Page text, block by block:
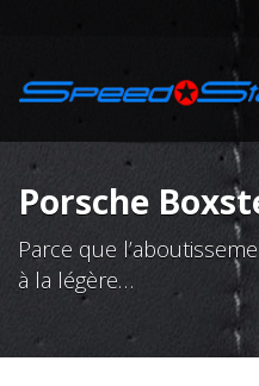
Porsche
Parce que
à la légère…